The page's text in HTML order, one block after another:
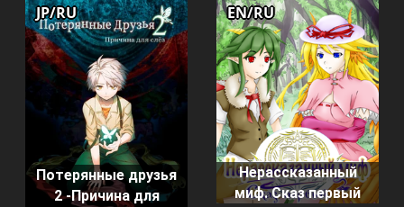
Потерянные друзья
2 -Причина для
JP/RU
Нерассказанный
миф. Сказ первый
EN/RU